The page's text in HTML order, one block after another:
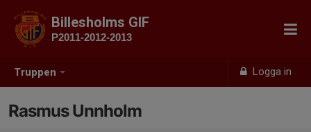
Truppen Logga in
Billesholms GIF
P2011-2012-2013
Rasmus Unnholm